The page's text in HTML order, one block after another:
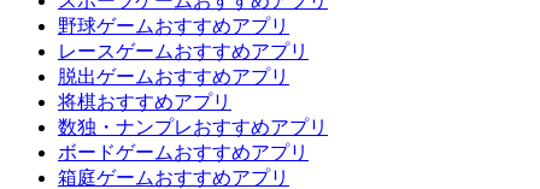
野球ゲームおすすめアプリ
レースゲームおすすめアプリ
脱出ゲームおすすめアプリ
将棋おすすめアプリ
数独・ナンプレおすすめアプリ
ボードゲームおすすめアプリ
箱庭ゲームおすすめアプリ